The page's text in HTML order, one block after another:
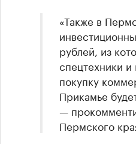
«Также в
рублей, из
спецтехники и
покупку
Прикамье
—
Пермского